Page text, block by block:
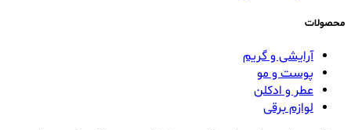
محصولات
آرایشی و گریم
پوست و مو
عطر و ادکلن
لوازم برقی